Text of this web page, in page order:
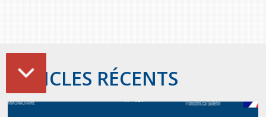
ARTICLES RÉCENTS